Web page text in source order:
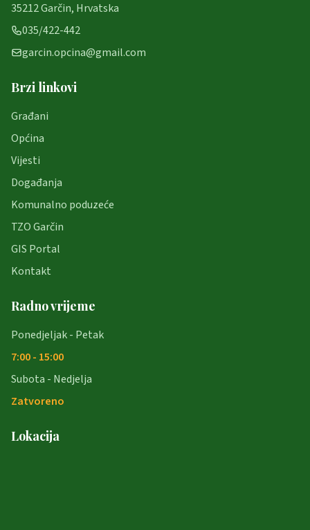
35212 Garčin, Hrvatska
035/422-442
garcin.opcina@gmail.com
Brzi linkovi
Građani
Općina
Vijesti
Događanja
Komunalno poduzeće
TZO Garčin
GIS Portal
Kontakt
Radno vrijeme
Ponedjeljak - Petak
7:00 - 15:00
Subota - Nedjelja
Zatvoreno
Lokacija